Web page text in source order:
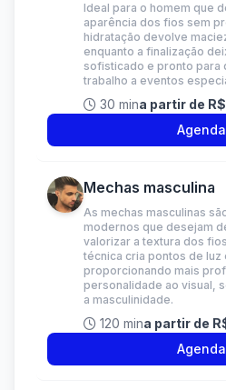
Ideal para o homem que
aparência dos fios sem
hidratação devolve
enquanto a finalização
sofisticado e pronto para
trabalho a eventos
30 mina partir de
Mechas masculina
As mechas masculinas
modernos que desejam
valorizar a textura dos
técnica cria pontos de luz
proporcionando mais
personalidade ao visual,
a masculinidade.
120 mina partir de